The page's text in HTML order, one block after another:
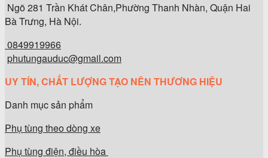
Ngõ 281 Trần Khát Chân,Phường Thanh Nhàn, Quận Hai
Bà Trưng, Hà Nội.
0849919966
phutungauduc@gmail.com
UY TÍN, CHẤT LƯỢNG TẠO NÊN THƯƠNG HIỆU
Danh mục sản phẩm
Phụ tùng theo dòng xe
Phụ tùng điện, điều hòa